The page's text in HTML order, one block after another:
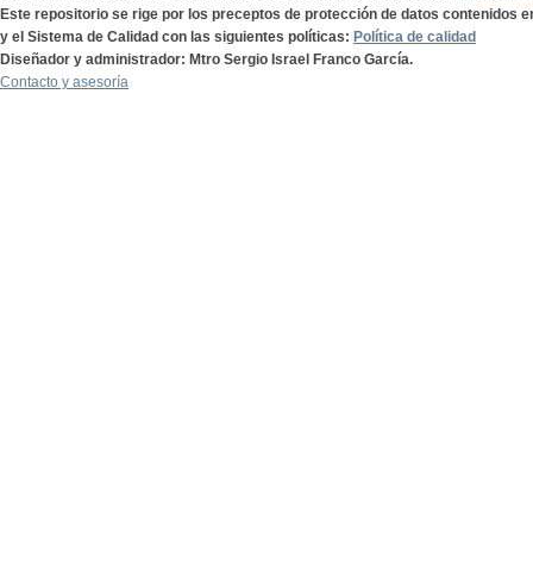
Este repositorio se rige por los preceptos de protección de datos contenidos
y el Sistema de Calidad con las siguientes políticas: Política de calidad
Diseñador y administrador: Mtro Sergio Israel Franco García.
Contacto y asesoría